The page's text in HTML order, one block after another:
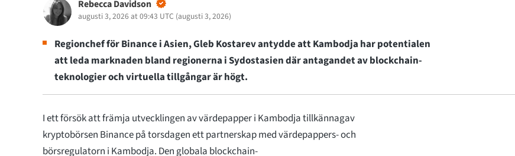
Rebecca Davidson
augusti 3, 2026 at 09:43 UTC (augusti 3, 2026)
Regionchef för Binance i Asien, Gleb Kostarev antydde att Kambodja har potentialen
att leda marknaden bland regionerna i Sydostasien där antagandet av blockchain-
teknologier och virtuella tillgångar är högt.
I ett försök att främja utvecklingen av värdepapper i Kambodja tillkännagav
kryptobörsen Binance på torsdagen ett partnerskap med värdepappers- och
börsregulatorn i Kambodja. Den globala blockchain-